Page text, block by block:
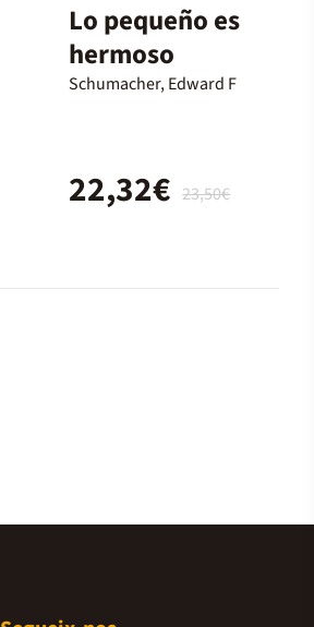
Lo pequeño es
hermoso
Schumacher, Edward F
23,50€
22,32€